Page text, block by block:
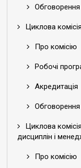
Обговорення
Циклова
Про комісію
Робочі
Акредитація
Обговорення
Циклова
дисциплін і
Про комісію